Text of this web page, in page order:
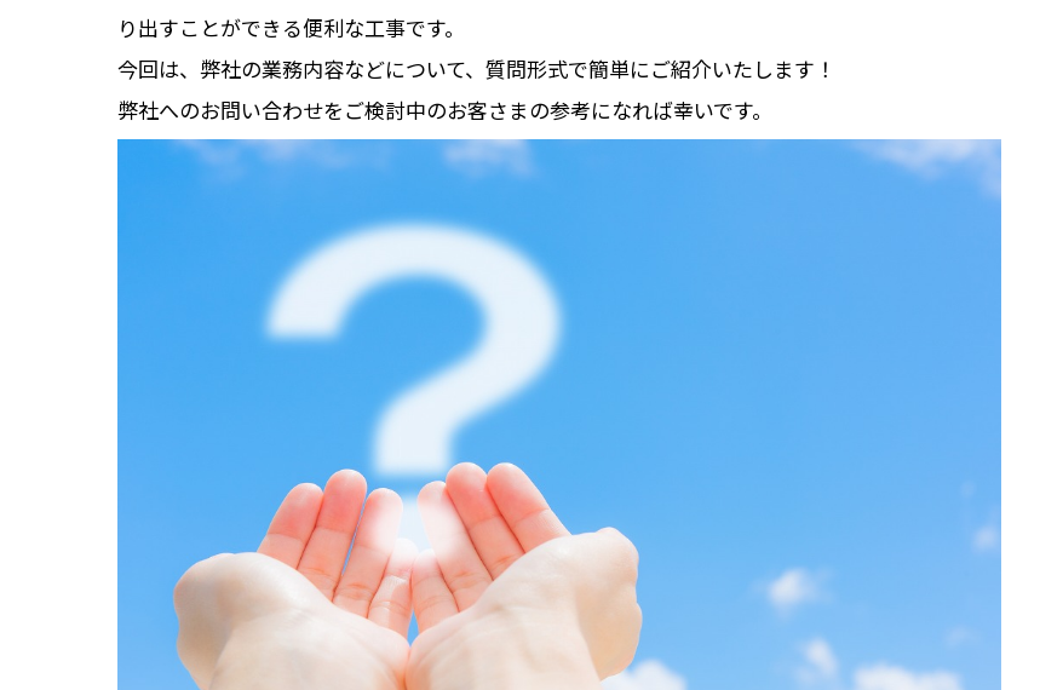
り出すことができる便利な工事です。
今回は、弊社の業務内容などについて、質問形式で簡単にご紹介いたします！
弊社へのお問い合わせをご検討中のお客さまの参考になれば幸いです。